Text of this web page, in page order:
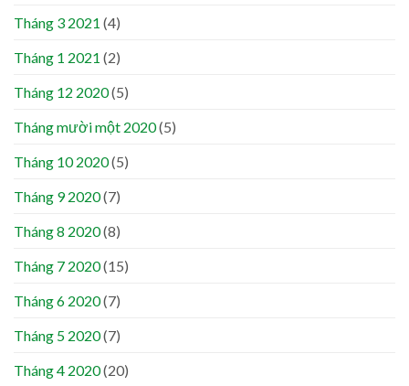
Tháng 3 2021 (4)
Tháng 1 2021 (2)
Tháng 12 2020(5)
Tháng mười một 2020(5)
Tháng 10 2020(5)
Tháng 9 2020(7)
Tháng 8 2020(8)
Tháng 7 2020(15)
Tháng 6 2020(7)
Tháng 5 2020(7)
Tháng 4 2020(20)